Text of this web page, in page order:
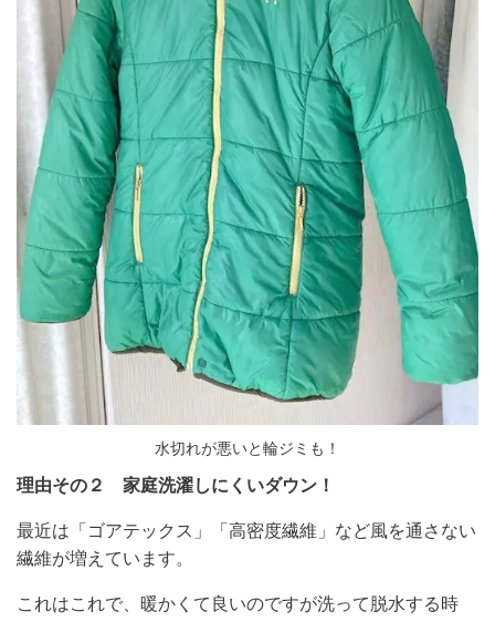
水切れが悪いと輪ジミも！
理由その２ 家庭洗濯しにくいダウン！
最近は「ゴアテックス」「高密度繊維」など風を通さない
繊維が増えています。
これはこれで、暖かくて良いのですが洗って脱水する時